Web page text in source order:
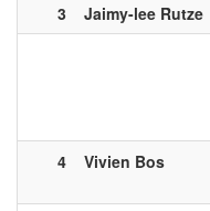
3
Jaimy-lee Rutze
4
Vivien Bos